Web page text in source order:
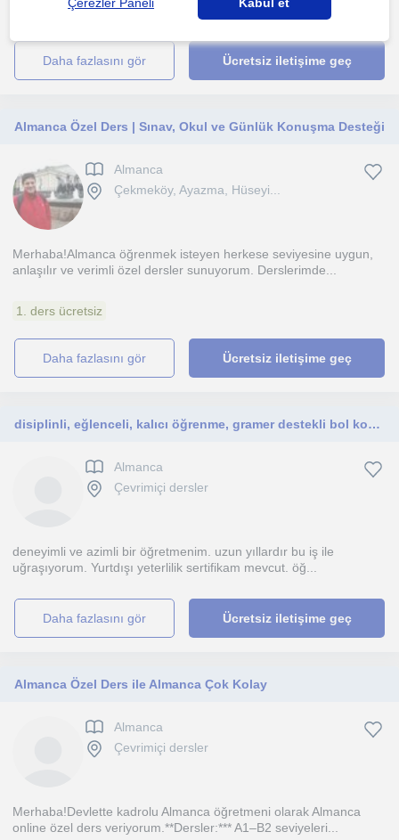
1. ders ücretsiz
daha fazlasını gör Ücretsiz iletişime geç
Almanca Özel Ders | Sınav, Okul ve Günlük Konuşma Desteği
Almanca
Çekmeköy, Ayazma, Hüseyi...
Merhaba!Almanca öğrenmek isteyen herkese seviyesine uygun,
anlaşılır ve verimli özel dersler sunuyorum. Derslerimde...
1. ders ücretsiz
daha fazlasını gör Ücretsiz iletişime geç
disiplinli, eğlenceli, kalıcı öğrenme, gramer destekli bol konuşma pratiği, her yaşa, özellikle küçük yaş grubuna uygun
Almanca
Çevrimiçi dersler
deneyimli ve azimli bir öğretmenim. uzun yıllardır bu iş ile
uğraşıyorum. Yurtdışı yeterlilik sertifikam mevcut. öğ...
daha fazlasını gör Ücretsiz iletişime geç
Almanca Özel Ders ile Almanca Çok Kolay
Almanca
Çevrimiçi dersler
Merhaba!Devlette kadrolu Almanca öğretmeni olarak Almanca
online özel ders veriyorum.**Dersler:*** A1–B2 seviyeleri...